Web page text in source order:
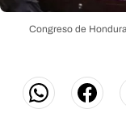
Congreso de